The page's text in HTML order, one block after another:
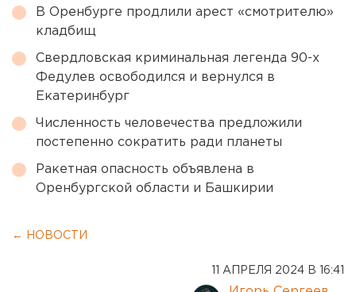
В Оренбурге продлили арест «смотрителю»
кладбищ
Свердловская криминальная легенда 90-х
Федулев освободился и вернулся в
Екатеринбург
Численность человечества предложили
постепенно сократить ради планеты
Ракетная опасность объявлена в
Оренбургской области и Башкирии
← НОВОСТИ
11 АПРЕЛЯ 2024 В 16:41